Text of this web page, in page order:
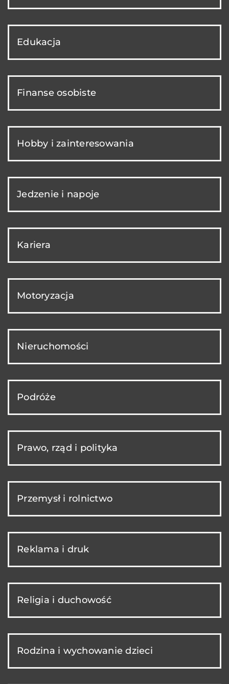
Edukacja
Finanse osobiste
Hobby i zainteresowania
Jedzenie i napoje
Kariera
Motoryzacja
Nieruchomości
Podróże
Prawo, rząd i polityka
Przemysł i rolnictwo
Reklama i druk
Religia i duchowość
Rodzina i wychowanie dzieci